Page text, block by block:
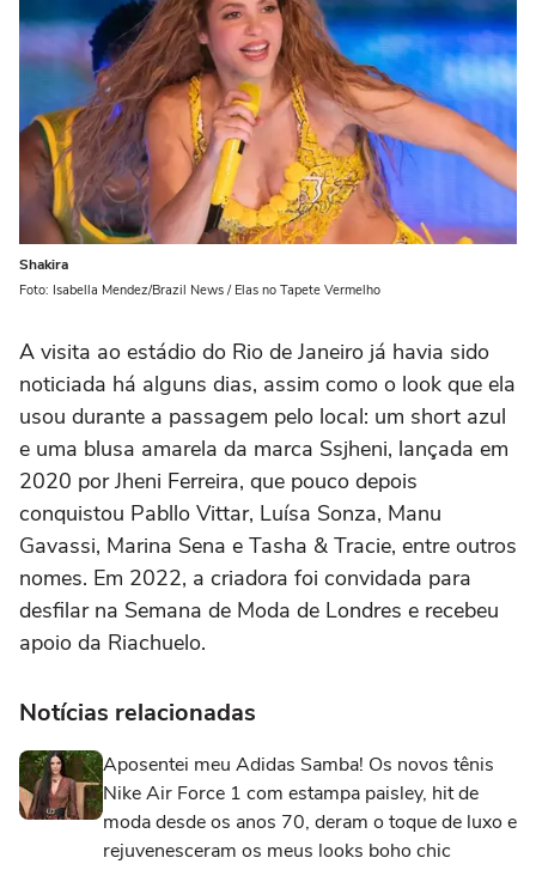
Shakira
Foto: Isabella Mendez/Brazil News / Elas no Tapete Vermelho
A visita ao estádio do Rio de Janeiro já havia sido
noticiada há alguns dias, assim como o look que ela
usou durante a passagem pelo local: um short azul
e uma blusa amarela da marca Ssjheni, lançada em
2020 por Jheni Ferreira, que pouco depois
conquistou Pabllo Vittar, Luísa Sonza, Manu
Gavassi, Marina Sena e Tasha & Tracie, entre outros
nomes. Em 2022, a criadora foi convidada para
desfilar na Semana de Moda de Londres e recebeu
apoio da Riachuelo.
Notícias relacionadas
Aposentei meu Adidas Samba! Os novos tênis
Nike Air Force 1 com estampa paisley, hit de
moda desde os anos 70, deram o toque de luxo e
rejuvenesceram os meus looks boho chic